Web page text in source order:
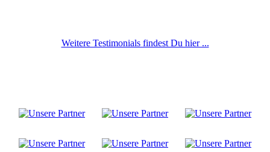
Weitere Testimonials findest Du hier ...